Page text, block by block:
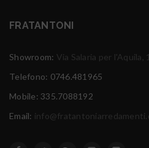
FRATANTONI
Showroom: Via Salaria per l'Aquila, 1
Telefono: 0746.481965
Mobile: 335.7088192
Email: